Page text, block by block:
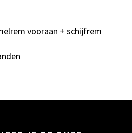
vooraan + schijfrem